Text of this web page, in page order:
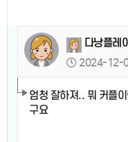
다낭플레
2024-12-
엄청 잘하져.. 뭐 커플
구요